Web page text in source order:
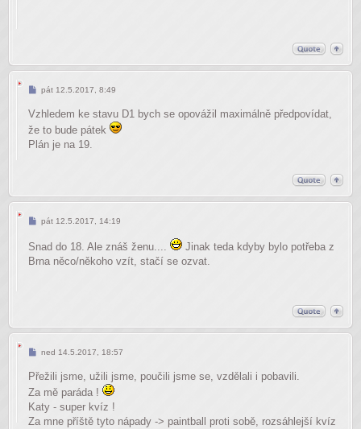
Příspěvek
pát 12.5.2017, 8:49
Vzhledem ke stavu D1 bych se opovážil maximálně předpovídat,
že to bude pátek
Plán je na 19.
Příspěvek
pát 12.5.2017, 14:19
Snad do 18. Ale znáš ženu....
Jinak teda kdyby bylo potřeba z
Brna něco/někoho vzít, stačí se ozvat.
Příspěvek
ned 14.5.2017, 18:57
Přežili jsme, užili jsme, poučili jsme se, vzdělali i pobavili.
Za mě paráda !
Katy - super kvíz !
Za mne příště tyto nápady -> paintball proti sobě, rozsáhlejší kvíz